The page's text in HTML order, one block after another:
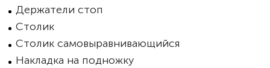
Держатели стоп
Столик
Столик самовыравнивающийся
Накладка на подножку